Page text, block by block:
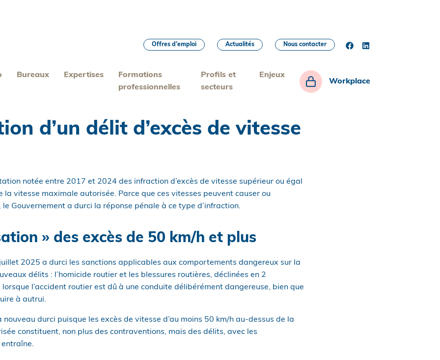
Bureaux Expertises
Formations
professionnelles
Profils et
secteurs
Enjeux
Workplace
Offres d’emploi Actualités Nous contacter
d’un délit d’excès de vitesse
notée entre 2017 et 2024 des infraction d’excès de vitesse supérieur ou égal
la vitesse maximale autorisée. Parce que ces vitesses peuvent causer ou
Gouvernement a durci la réponse pénale à ce type d’infraction.
» des excès de 50 km/h et plus
2025 a durci les sanctions applicables aux comportements dangereux sur la
délits : l’homicide routier et les blessures routières, déclinées en 2
l’accident routier est dû à une conduite délibérément dangereuse, bien que
à autrui.
nouveau durci puisque les excès de vitesse d’au moins 50 km/h au-dessus de la
constituent, non plus des contraventions, mais des délits, avec les
entraîne.